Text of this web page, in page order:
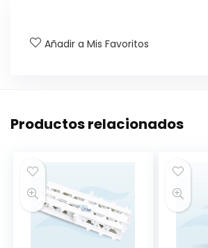
Añadir a Mis Favoritos
Productos relacionados